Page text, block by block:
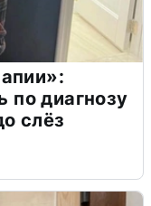
по диагнозу
слёз